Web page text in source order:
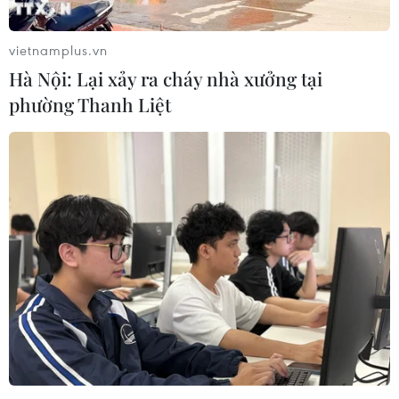
Pháp sẽ thử nghiệm vắcxin phòng
COVID-19 ở người vào mùa Hè
20/04/2020 02:20
Nhà nghiên cứu các bệnh truyền nhiễm của Pháp, bà
Florence Ader, cho biết Viện Pasteur của Pháp sẽ thử
nghiệm vắcxin phòng COVID-19 trên người trong mùa
Hè năm nay.
vietnamplus.vn
Hà Nội: Lại xảy ra cháy nhà xưởng tại
phường Thanh Liệt